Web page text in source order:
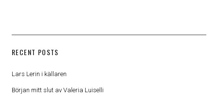
RECENT POSTS
Lars Lerin i källaren
Början mitt slut av Valeria Luiselli